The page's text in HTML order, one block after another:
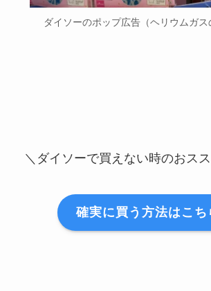
ダイソーのポップ広告（ヘリウムガス
＼ダイソーで買えない時のおス
確実に買う方法はこち